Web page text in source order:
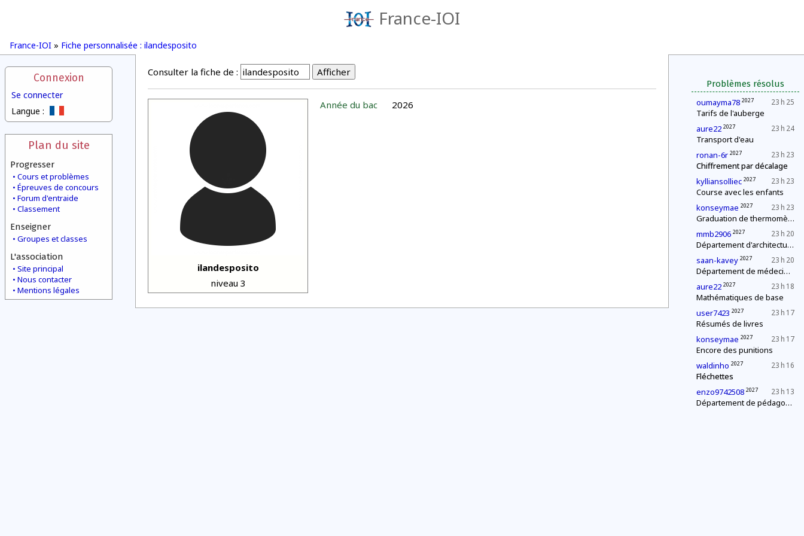
France-IOI
France-IOI » Fiche personnalisée : ilandesposito
Connexion
Se connecter
Langue :
Plan du site
Progresser
Cours et problèmes
Épreuves de concours
Forum d'entraide
Classement
Enseigner
Groupes et classes
L'association
Site principal
Nous contacter
Mentions légales
Problèmes résolus
23 h 25
oumayma78 2027
Tarifs de l'auberge
23 h 24
aure22 2027
Transport d'eau
23 h 23
ronan-6r 2027
Chiffrement par décalage
23 h 23
kylliansolliec 2027
Course avec les enfants
23 h 23
konseymae 2027
Graduation de thermomètres
23 h 20
mmb2906 2027
Département d'architecture : construction d'une pyramide
23 h 20
saan-kavey 2027
Département de médecine : contrôle d'une épidémie
23 h 18
aure22 2027
Mathématiques de base
23 h 17
user7423 2027
Résumés de livres
23 h 17
konseymae 2027
Encore des punitions
23 h 16
waldinho 2027
Fléchettes
23 h 13
enzo9742508 2027
Département de pédagogie : le « c'est plus, c'est moins »
Consulter la fiche de :
ilandesposito
niveau 3
Année du bac 2026